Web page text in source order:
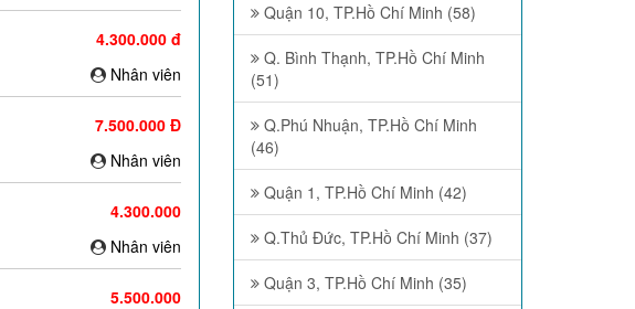
4.300.000 đ
Nhân viên
7.500.000 Đ
Nhân viên
4.300.000
Nhân viên
5.500.000
Quận 10, TP.Hồ Chí Minh (58)
Q. Bình Thạnh, TP.Hồ Chí Minh
(51)
Q.Phú Nhuận, TP.Hồ Chí Minh
(46)
Quận 1, TP.Hồ Chí Minh (42)
Q.Thủ Đức, TP.Hồ Chí Minh (37)
Quận 3, TP.Hồ Chí Minh (35)